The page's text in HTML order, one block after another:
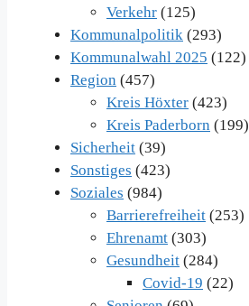
Verkehr (125)
Kommunalpolitik (293)
Kommunalwahl 2025 (122)
Region (457)
Kreis Höxter (423)
Kreis Paderborn (199)
Sicherheit (39)
Sonstiges (423)
Soziales (984)
Barrierefreiheit (253)
Ehrenamt (303)
Gesundheit (284)
Covid-19 (22)